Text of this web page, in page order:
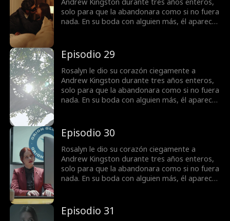
solo para que la abandonara como si no fuera
nada. En su boda con alguien más, él aparece
Episodio 29
Rosalyn le dio su corazón ciegamente a
Andrew Kingston durante tres años enteros,
solo para que la abandonara como si no fuera
nada. En su boda con alguien más, él aparece
Episodio 30
Rosalyn le dio su corazón ciegamente a
Andrew Kingston durante tres años enteros,
solo para que la abandonara como si no fuera
nada. En su boda con alguien más, él aparece
Episodio 31